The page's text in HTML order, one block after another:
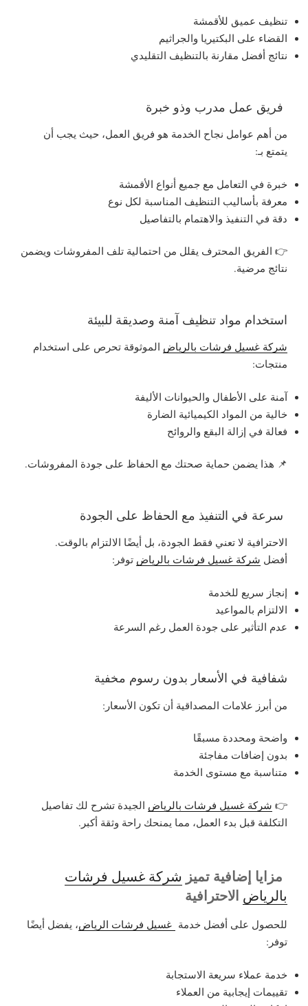
تنظيف عميق للأقمشة
القضاء على البكتيريا والجراثيم
نتائج أفضل مقارنة بالتنظيف التقليدي
فريق عمل مدرب وذو خبرة
من أهم عوامل نجاح الخدمة هو فريق العمل، حيث يجب أن
يتمتع بـ:
خبرة في التعامل مع جميع أنواع الأقمشة
معرفة بأساليب التنظيف المناسبة لكل نوع
دقة في التنفيذ والاهتمام بالتفاصيل
👉 الفريق المحترف يقلل من احتمالية تلف المفروشات ويضمن
نتائج مرضية.
استخدام مواد تنظيف آمنة وصديقة للبيئة
شركة غسيل فرشات بالرياض الموثوقة تحرص على استخدام
منتجات:
آمنة على الأطفال والحيوانات الأليفة
خالية من المواد الكيميائية الضارة
فعالة في إزالة البقع والروائح
📌 هذا يضمن حماية صحتك مع الحفاظ على جودة المفروشات.
سرعة في التنفيذ مع الحفاظ على الجودة
الاحترافية لا تعني فقط الجودة، بل أيضًا الالتزام بالوقت.
أفضل شركة غسيل فرشات بالرياض توفر:
إنجاز سريع للخدمة
الالتزام بالمواعيد
عدم التأثير على جودة العمل رغم السرعة
شفافية في الأسعار بدون رسوم مخفية
من أبرز علامات المصداقية أن تكون الأسعار:
واضحة ومحددة مسبقًا
بدون إضافات مفاجئة
متناسبة مع مستوى الخدمة
👉 شركة غسيل فرشات بالرياض الجيدة تشرح لك تفاصيل
التكلفة قبل بدء العمل، مما يمنحك راحة وثقة أكبر.
مزايا إضافية تميز شركة غسيل فرشات
بالرياض الاحترافية
للحصول على أفضل خدمة غسيل فرشات الرياض، يفضل أيضًا
توفر:
خدمة عملاء سريعة الاستجابة
تقييمات إيجابية من العملاء